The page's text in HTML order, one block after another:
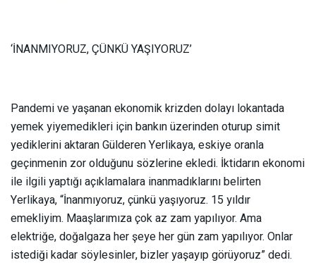
‘İNANMIYORUZ, ÇÜNKÜ YAŞIYORUZ’
Pandemi ve yaşanan ekonomik krizden dolayı lokantada
yemek yiyemedikleri için bankın üzerinden oturup simit
yediklerini aktaran Gülderen Yerlikaya, eskiye oranla
geçinmenin zor olduğunu sözlerine ekledi. İktidarın ekonomi
ile ilgili yaptığı açıklamalara inanmadıklarını belirten
Yerlikaya, “İnanmıyoruz, çünkü yaşıyoruz. 15 yıldır
emekliyim. Maaşlarımıza çok az zam yapılıyor. Ama
elektriğe, doğalgaza her şeye her gün zam yapılıyor. Onlar
istediği kadar söylesinler, bizler yaşayıp görüyoruz” dedi.